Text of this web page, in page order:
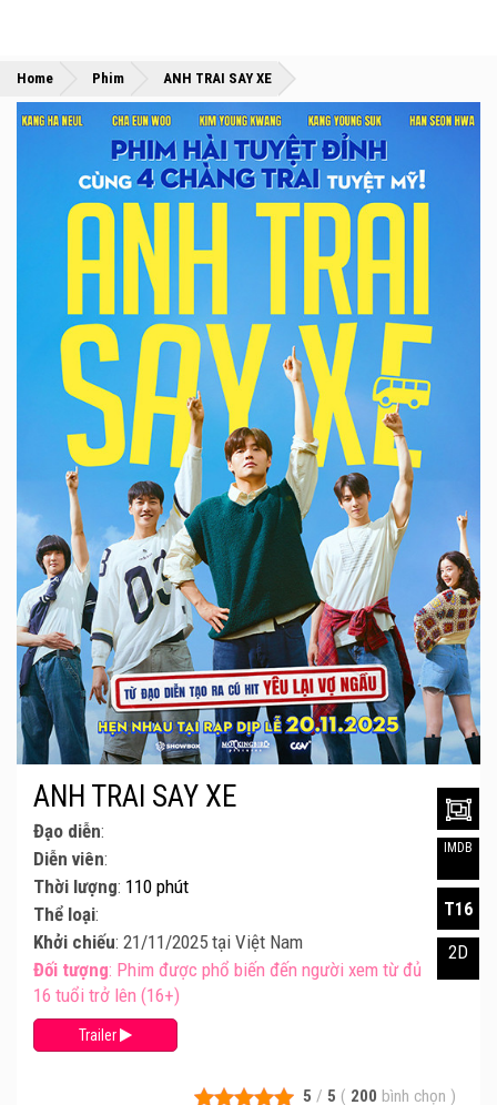
Home »
Phim »
ANH TRAI SAY XE
5 / 5 ( 200 bình chọn )
ANH TRAI SAY XE
Đạo diễn:
Diễn viên:
Thời lượng: 110 phút
Thể loại:
Khởi chiếu: 21/11/2025 tại Việt Nam
Đối tượng: Phim được phổ biến đến người xem từ đủ
16 tuổi trở lên (16+)
Trailer
IMDB
T16
2D